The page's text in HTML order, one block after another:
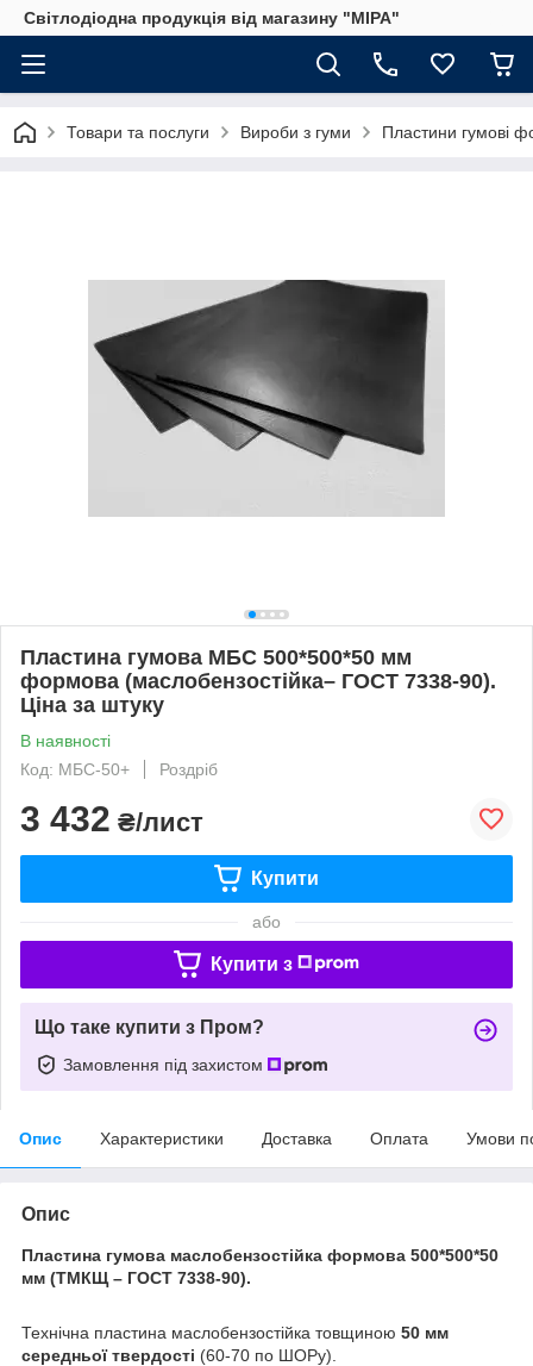
Світлодіодна продукція від магазину "МІРА"
Товари та послуги Вироби з гуми Пластини гумові
Пластина гумова МБС 500*500*50 мм
формова (маслобензостійка– ГОСТ 7338-90).
Ціна за штуку
В наявності
Код: МБС-50+
Роздріб
3 432 ₴/лист
Купити
або
Купити з
Що таке купити з Пром?
Замовлення під захистом
Опис Характеристики Доставка Оплата Умови
Опис
Пластина гумова маслобензостійка формова 500*500*50
мм (ТМКЩ – ГОСТ 7338-90).
Технічна пластина маслобензостійка товщиною 50 мм
середньої твердості (60-70 по ШОРу).